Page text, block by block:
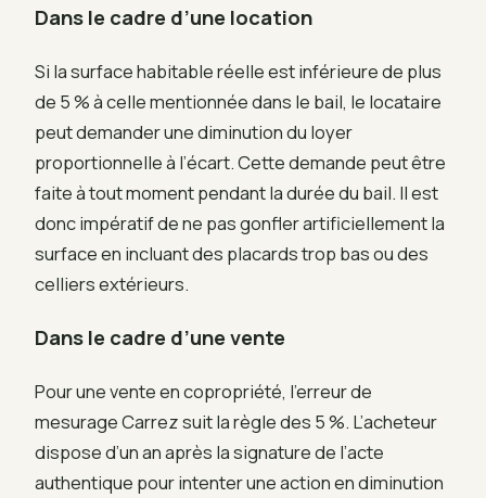
Dans le cadre d’une location
Si la surface habitable réelle est inférieure de plus
de 5 % à celle mentionnée dans le bail, le locataire
peut demander une diminution du loyer
proportionnelle à l’écart. Cette demande peut être
faite à tout moment pendant la durée du bail. Il est
donc impératif de ne pas gonfler artificiellement la
surface en incluant des placards trop bas ou des
celliers extérieurs.
Dans le cadre d’une vente
Pour une vente en copropriété, l’erreur de
mesurage Carrez suit la règle des 5 %. L’acheteur
dispose d’un an après la signature de l’acte
authentique pour intenter une action en diminution